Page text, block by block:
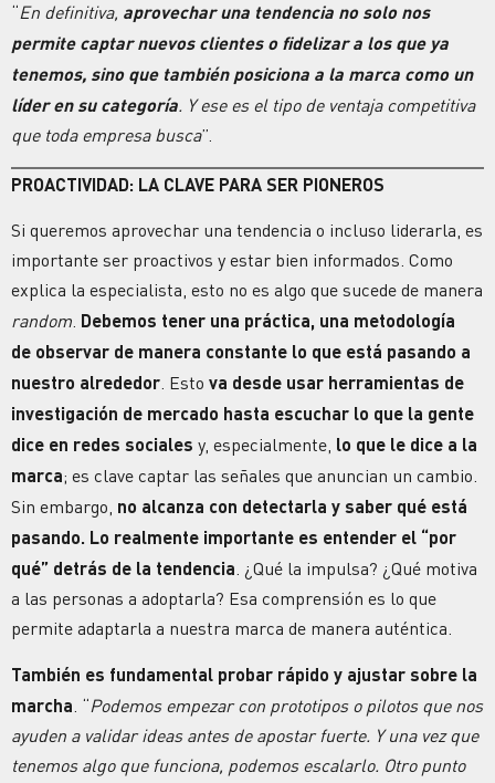
“En definitiva, aprovechar una tendencia no solo nos
permite captar nuevos clientes o fidelizar a los que ya
tenemos, sino que también posiciona a la marca como un
líder en su categoría. Y ese es el tipo de ventaja competitiva
que toda empresa busca”.
PROACTIVIDAD: LA CLAVE PARA SER PIONEROS
Si queremos aprovechar una tendencia o incluso liderarla, es
importante ser proactivos y estar bien informados. Como
explica la especialista, esto no es algo que sucede de manera
random. Debemos tener una práctica, una metodología
de observar de manera constante lo que está pasando a
nuestro alrededor. Esto va desde usar herramientas de
investigación de mercado hasta escuchar lo que la gente
dice en redes sociales y, especialmente, lo que le dice a la
marca; es clave captar las señales que anuncian un cambio.
Sin embargo, no alcanza con detectarla y saber qué está
pasando. Lo realmente importante es entender el “por
qué” detrás de la tendencia. ¿Qué la impulsa? ¿Qué motiva
a las personas a adoptarla? Esa comprensión es lo que
permite adaptarla a nuestra marca de manera auténtica.
También es fundamental probar rápido y ajustar sobre la
marcha. “Podemos empezar con prototipos o pilotos que nos
ayuden a validar ideas antes de apostar fuerte. Y una vez que
tenemos algo que funciona, podemos escalarlo. Otro punto